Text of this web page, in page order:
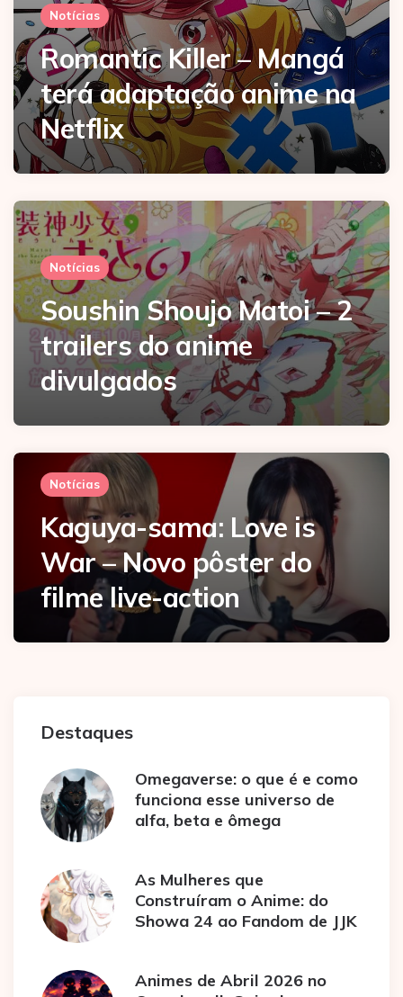
Notícias
Romantic Killer – Mangá
terá adaptação anime na
Netflix
Notícias
Soushin Shoujo Matoi – 2
trailers do anime
divulgados
Notícias
Kaguya-sama: Love is
War – Novo pôster do
filme live-action
Destaques
Omegaverse: o que é e como
funciona esse universo de
alfa, beta e ômega
As Mulheres que
Construíram o Anime: do
Showa 24 ao Fandom de JJK
Animes de Abril 2026 no